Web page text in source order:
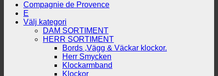
Compagnie de Provence
E
Välj kategori
DAM SORTIMENT
HERR SORTIMENT
Bords ,Vägg & Väckar klockor.
Herr Smycken
Klockarmband
Klockor